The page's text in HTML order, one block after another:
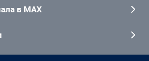
в MAX